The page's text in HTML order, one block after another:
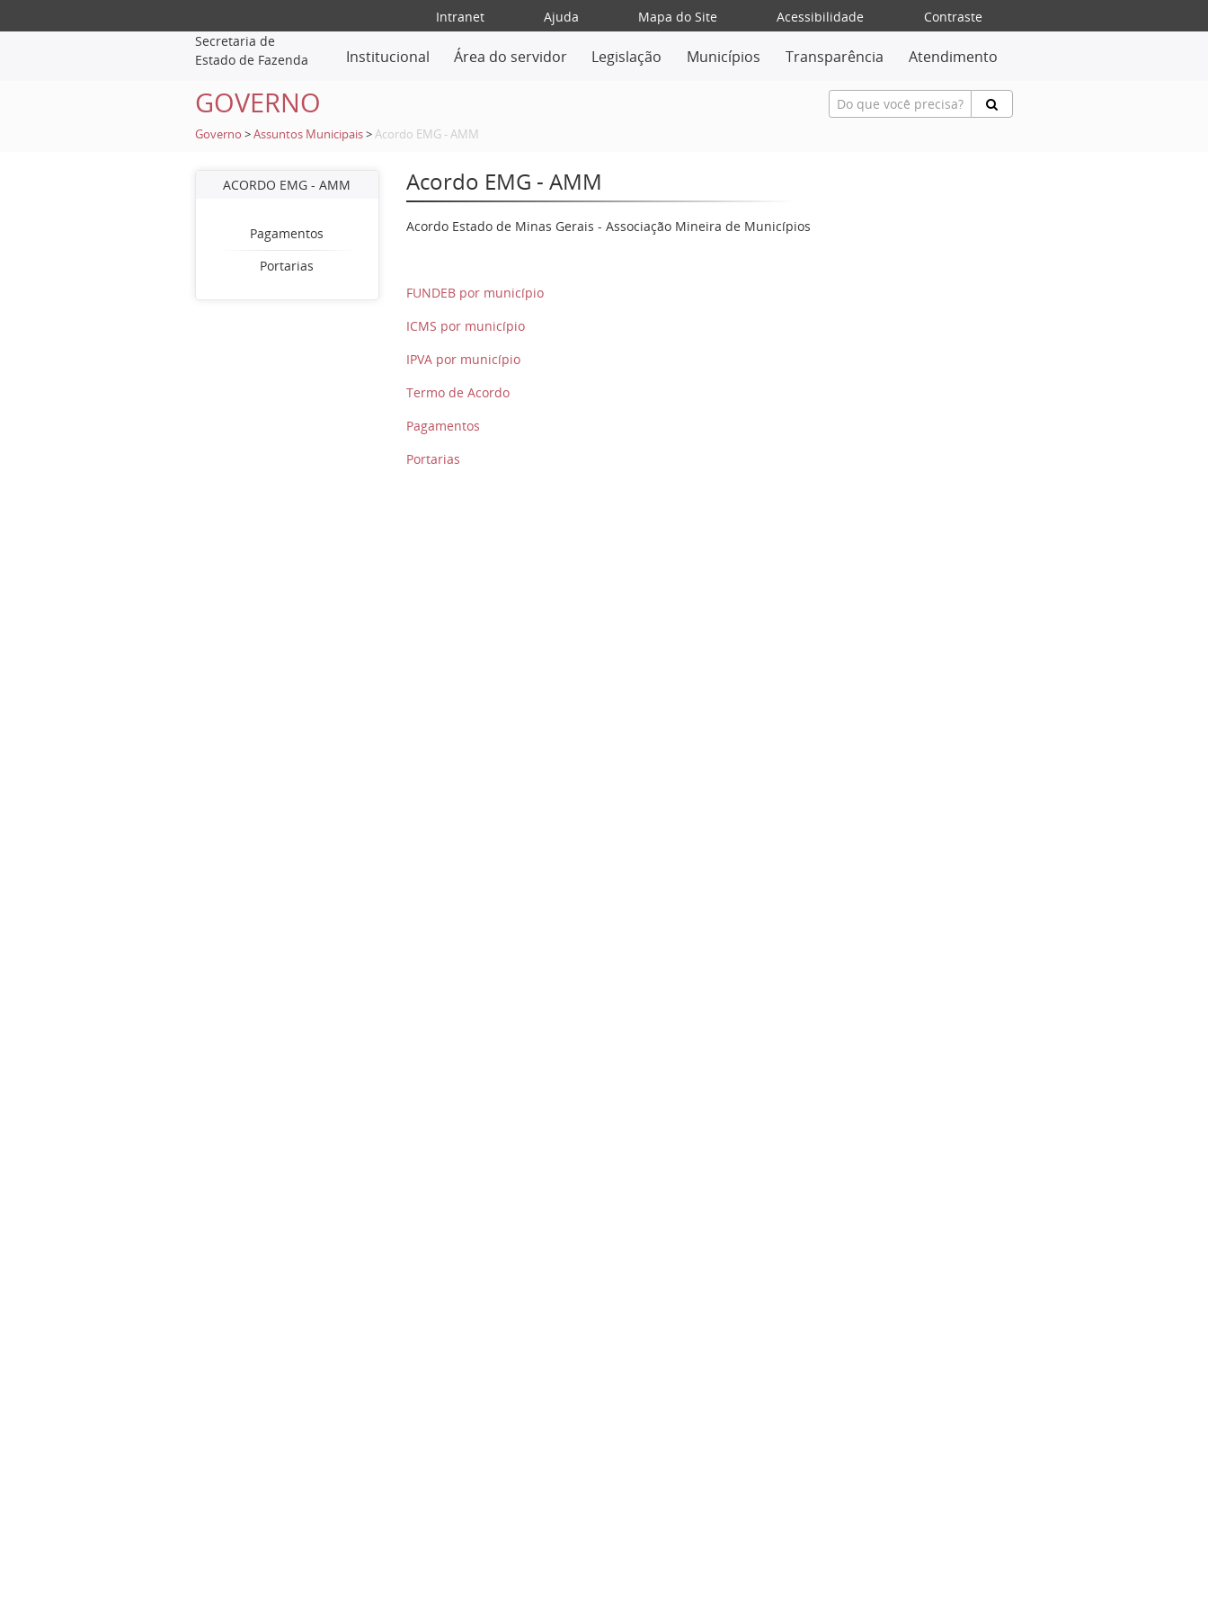
Intranet Ajuda Mapa do Site Acessibilidade
Contraste
Secretaria de
Estado de Fazenda
Institucional Área do servidor Legislação Municípios Transparência Atendimento
GOVERNO
Governo >Assuntos Municipais >Acordo EMG - AMM
ACORDO EMG - AMM
Pagamentos
Portarias
Acordo EMG - AMM
Acordo Estado de Minas Gerais - Associação Mineira de Municípios
FUNDEB por município
ICMS por município
IPVA por município
Termo de Acordo
Pagamentos
Portarias